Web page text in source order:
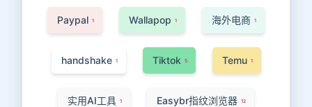
Paypal 1 Wallapop 1 海外电商 1
handshake 1 Tiktok 5 Temu 1
实用AI工具 1 Easybr指纹浏览器 12